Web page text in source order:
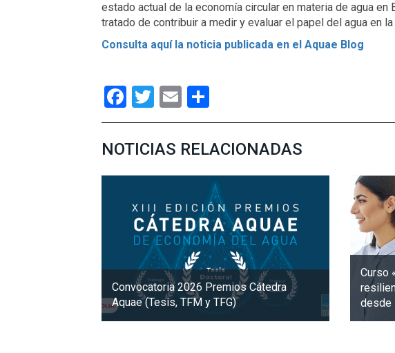
estado actual de la economía circular en materia de agua
tratado de contribuir a medir y evaluar el papel del agua en
Consulta aquí la noticia publicada en el Aquae Blog
Facebook
Twitter
Email
NOTICIAS RELACIONADAS
Convocatoria 2026 Premios Cátedra
Aquae (Tesis, TFM y TFG)
Curso
desde